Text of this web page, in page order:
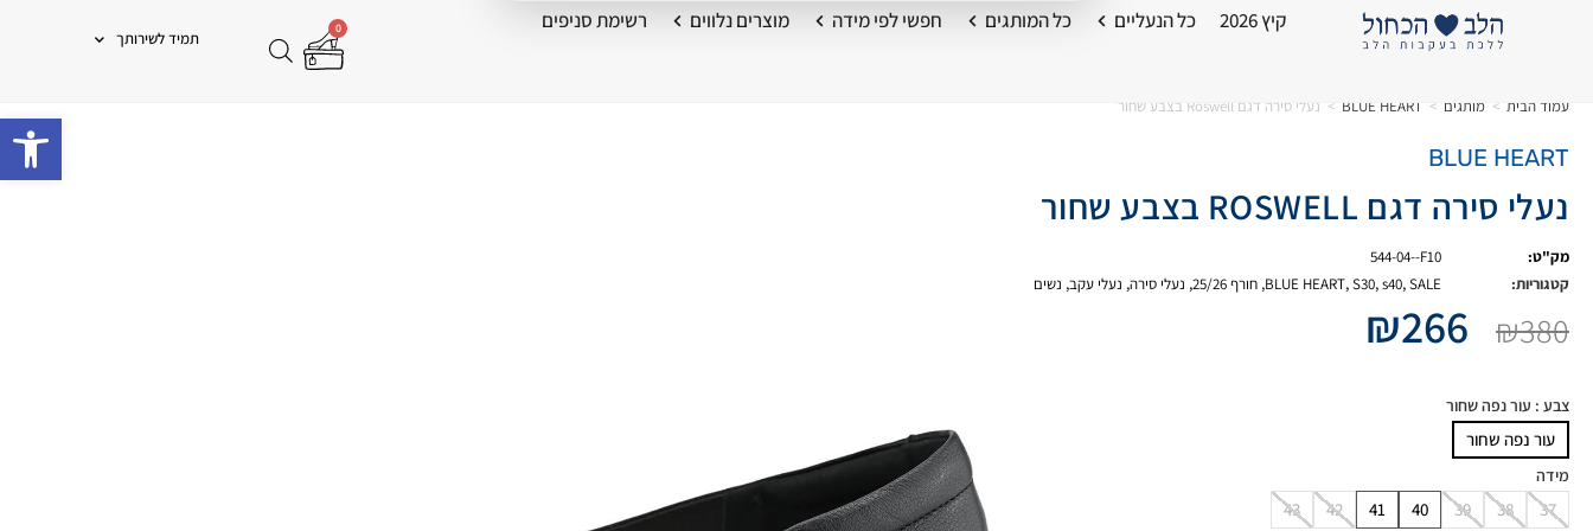
קיץ 2026 כל הנעליים כל המותגים חפשי לפי מידה מוצרים נלווים רשימת סניפים 0
תמיד לשירותך
עמוד הבית > מותגים >
BLUE HEART
> נעלי סירה דגם Roswell בצבע שחור
BLUE HEART
נעלי סירה דגם ROSWELL בצבע שחור
מק"ט:
544-04--F10
קטגוריות:
BLUE HEART,S30,s40,SALE
, חורף 25/26 , נעלי סירה, נעלי עקב, נשים
₪380
₪266
צבע : עור נפה שחור
עור נפה שחור
מידה
37
38
39
40
41
42
43